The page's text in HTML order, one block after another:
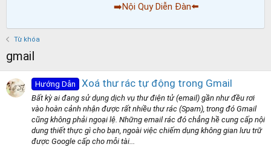
➡️Nội Quy Diễn Đàn⬅️
Từ khóa
gmail
Hướng Dẫn Xoá thư rác tự động trong Gmail
Bất kỳ ai đang sử dụng dịch vụ thư điện tử (email) gần như đều rơi
vào hoàn cảnh nhận được rất nhiều thư rác (Spam), trong đó Gmail
cũng không phải ngoại lệ. Những email rác đó chẳng hề cung cấp nội
dung thiết thực gì cho bạn, ngoài việc chiếm dụng không gian lưu trữ
được Google cấp cho mỗi tài...